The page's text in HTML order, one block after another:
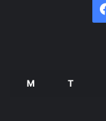
M T